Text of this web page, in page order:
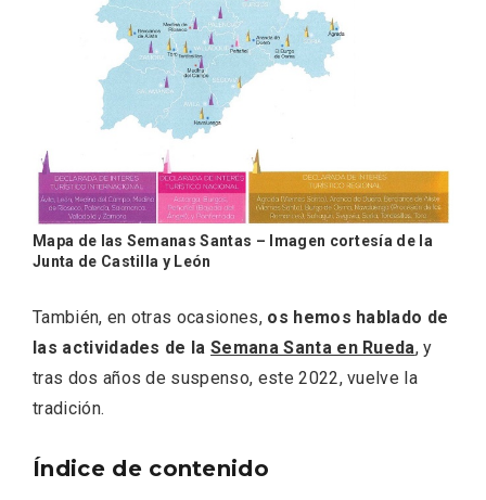
Mapa de las Semanas Santas – Imagen cortesía de la
Junta de Castilla y León
También, en otras ocasiones, os hemos hablado de
las actividades de laSemana Santa en Rueda, y
tras dos años de suspenso, este 2022, vuelve la
tradición.
Índice de contenido
Velay, una imagen renovada para el
vermouth de Valladolid